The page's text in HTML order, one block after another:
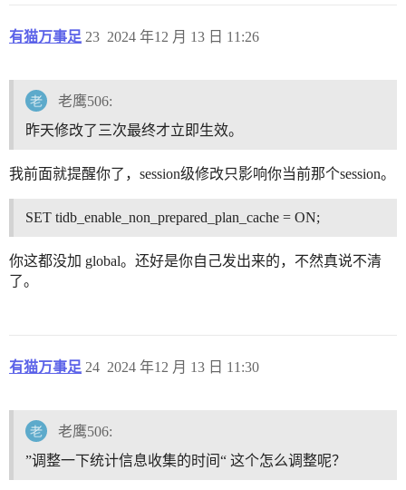
有猫万事足 2024 年12 月 13 日 11:26
23
老鹰506:
昨天修改了三次最终才立即生效。
我前面就提醒你了，session级修改只影响你当前那个session。
SET tidb_enable_non_prepared_plan_cache = ON;
你这都没加 global。还好是你自己发出来的，不然真说不清
了。
有猫万事足 2024 年12 月 13 日 11:30
24
老鹰506:
”调整一下统计信息收集的时间“ 这个怎么调整呢？